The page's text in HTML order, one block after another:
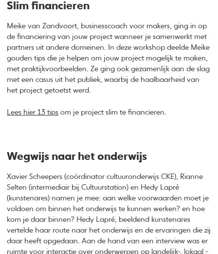
Slim financieren
Meike van Zandvoort, businesscoach voor makers, ging in op
de financiering van jouw project wanneer je samenwerkt met
partners uit andere domeinen. In deze workshop deelde Meike
gouden tips die je helpen om jouw project mogelijk te maken,
met praktijkvoorbeelden. Ze ging ook gezamenlijk aan de slag
met een casus uit het publiek, waarbij de haalbaarheid van
het project getoetst werd.
Lees hier 13 tips om je project slim te financieren.
Wegwijs naar het onderwijs
Xavier Scheepers (coördinator cultuuronderwijs CKE), Rianne
Selten (intermediair bij Cultuurstation) en Hedy Lapré
(kunstenares) namen je mee: aan welke voorwaarden moet je
voldoen om binnen het onderwijs te kunnen werken? en hoe
kom je daar binnen? Hedy Lapré, beeldend kunstenares
vertelde haar route naar het onderwijs en de ervaringen die zij
daar heeft opgedaan. Aan de hand van een interview was er
ruimte voor interactie over onderwerpen op landelijk-, lokaal -